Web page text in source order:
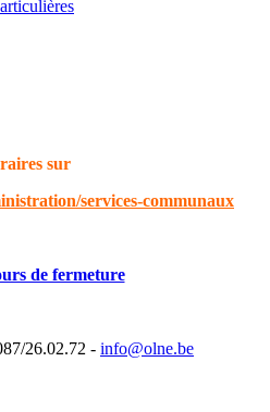
sur
services-communaux
de fermeture
26.02.72 - info@olne.be